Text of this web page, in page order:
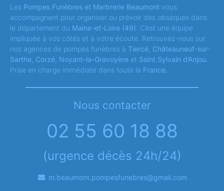
Les Pompes Funèbres et Marbrerie Beaumont vous
accompagnent pour organiser ou prévoir des obsèques dans
le département du Maine-et-Loire (49) . C’est une équipe
impliquée à vos côtés et à votre écoute. Retrouvez-nous sur
nos agences de pompes funèbres à Tiercé Châteauneuf-sur-
Sarthe, Corzé, Noyant-la-Gravoyère et Saint Sylvain d’Anjou.
Prise en charge immédiate dans toute la France.
Nous contacter
02 55 60 18 88
(urgence décès 24h/24)
m.beaumont.pompesfunebres@gmail.com